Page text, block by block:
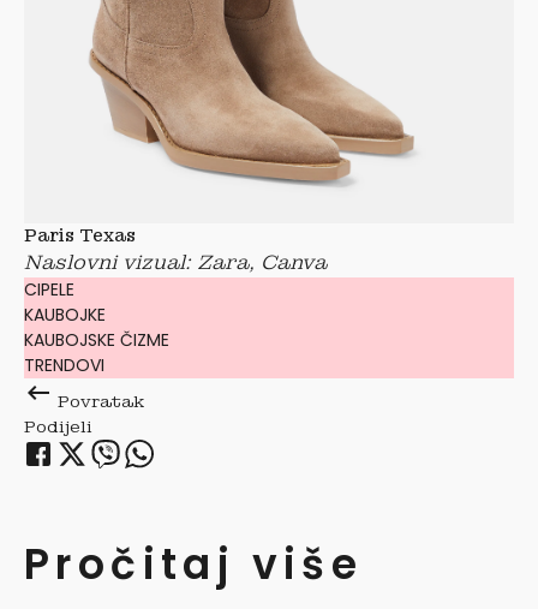
Paris Texas
Naslovni vizual: Zara, Canva
CIPELE
KAUBOJKE
KAUBOJSKE ČIZME
TRENDOVI
keyboard_backspace Povratak
Podijeli
Pročitaj više